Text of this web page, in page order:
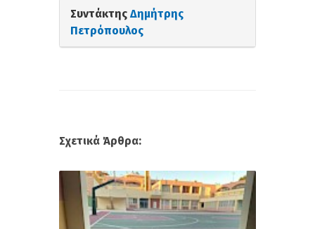
Συντάκτης Δημήτρης
Πετρόπουλος
Σχετικά Άρθρα: